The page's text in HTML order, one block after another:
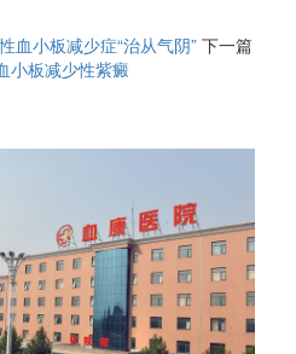
血小板减少症“治从气阴” 下一篇
小板减少性紫癜